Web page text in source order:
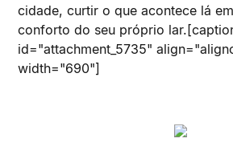
cidade, curtir o que acontece lá
conforto do seu próprio
id="attachment_5735"
width="690"]